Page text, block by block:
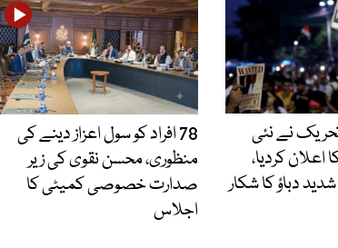
نے نئی
کردیا،
دباؤ کا شکار
78 افراد کو سول اعزاز دینے کی
منظوری، محسن نقوی کی زیر
صدارت خصوصی کمیٹی کا
اجلاس